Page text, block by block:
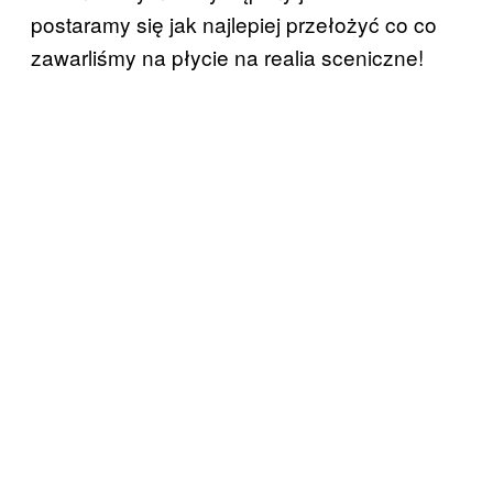
postaramy się jak najlepiej przełożyć co co
zawarliśmy na płycie na realia sceniczne!